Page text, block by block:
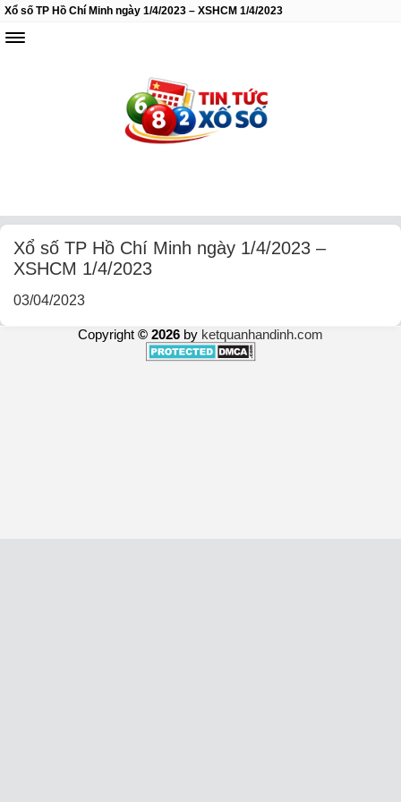
Xổ số TP Hồ Chí Minh ngày 1/4/2023 – XSHCM 1/4/2023
Xổ số TP Hồ Chí Minh ngày 1/4/2023 –
XSHCM 1/4/2023
03/04/2023
Copyright © 2026 by ketquanhandinh.com